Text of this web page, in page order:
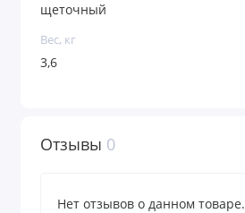
щеточный
Вес, кг
3,6
Отзывы 0
Нет отзывов о данном товаре.